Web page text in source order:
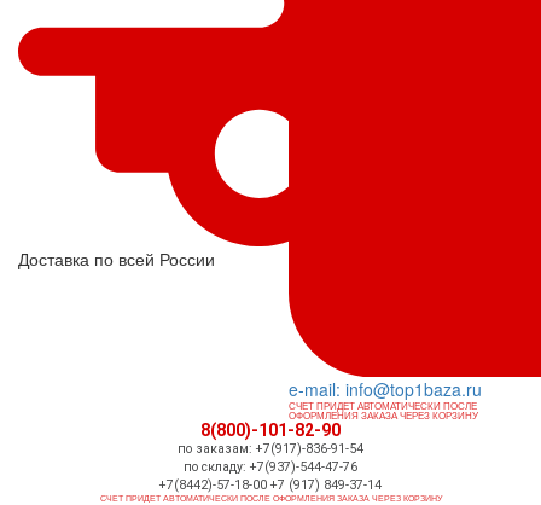
Доставка по всей России
e-mail: info@top1baza.ru
СЧЕТ ПРИДЕТ АВТОМАТИЧЕСКИ ПОСЛЕ
ОФОРМЛЕНИЯ ЗАКАЗА ЧЕРЕЗ КОРЗИНУ
8(800)-101-82-90
по заказам: +7(917)-836-91-54
по складу: +7(937)-544-47-76
+7(8442)-57-18-00 +7 (917) 849-37-14
СЧЕТ ПРИДЕТ АВТОМАТИЧЕСКИ ПОСЛЕ ОФОРМЛЕНИЯ ЗАКАЗА ЧЕРЕЗ КОРЗИНУ